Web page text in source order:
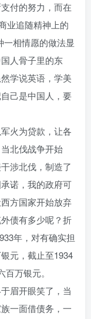
付的努力，而在
业追随精神上的
一相情愿的做法显
人骨子里的东
学说英语，学美
己是中国人，要
火为贷款，让各
北伐战争开始
涉北伐，制造了
诺，我的政府可
方国家开始放弃
债有多少呢？折
年，对有确实担
元，截止至1934
万银元。
眉开眼笑了，当
一面借债务，一